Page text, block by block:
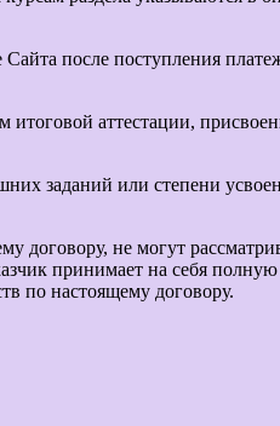
после поступления
аттестации,
заданий или степени
договору, не могут
принимает на себя полную
по настоящему договору.